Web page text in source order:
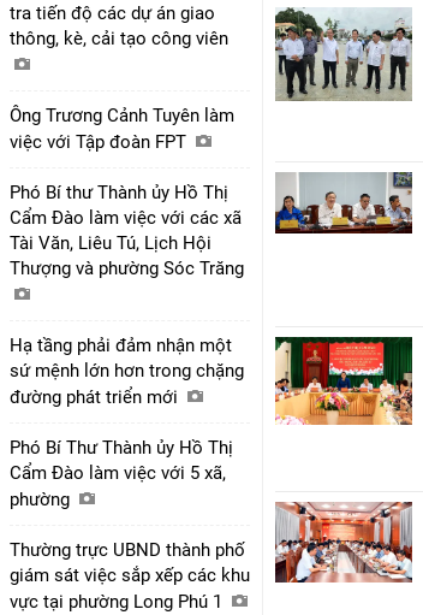
tra tiến độ các dự án giao
thông, kè, cải tạo công viên
Ông Trương Cảnh Tuyên làm
việc với Tập đoàn FPT
Phó Bí thư Thành ủy Hồ Thị
Cẩm Đào làm việc với các xã
Tài Văn, Liêu Tú, Lịch Hội
Thượng và phường Sóc Trăng
Hạ tầng phải đảm nhận một
sứ mệnh lớn hơn trong chặng
đường phát triển mới
Phó Bí Thư Thành ủy Hồ Thị
Cẩm Đào làm việc với 5 xã,
phường
Thường trực UBND thành phố
giám sát việc sắp xếp các khu
vực tại phường Long Phú 1